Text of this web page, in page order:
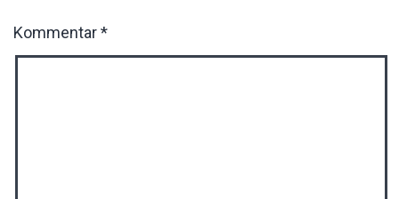
Kommentar*